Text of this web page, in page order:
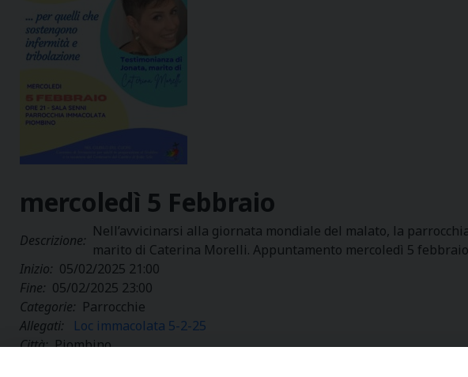
mercoledì 5 Febbraio
Descrizione:
Nell’avvicinarsi alla giornata mondiale del malato, la
marito di Caterina Morelli. Appuntamento mercoledì 5
Inizio: 05/02/2025 21:00
Fine: 05/02/2025 23:00
Categorie: Parrocchie
Allegati:
Loc immacolata 5-2-25
Città: Piombino